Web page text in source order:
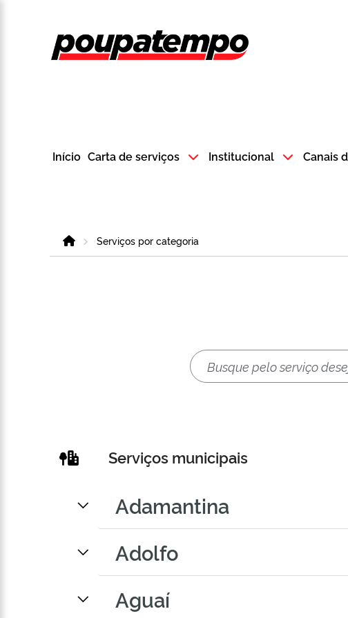
Logo do Poupatempo
Início Carta de serviços Institucional Canais
HomeServiços por categoria
Serviços municipais
Adamantina
Adolfo
Aguaí